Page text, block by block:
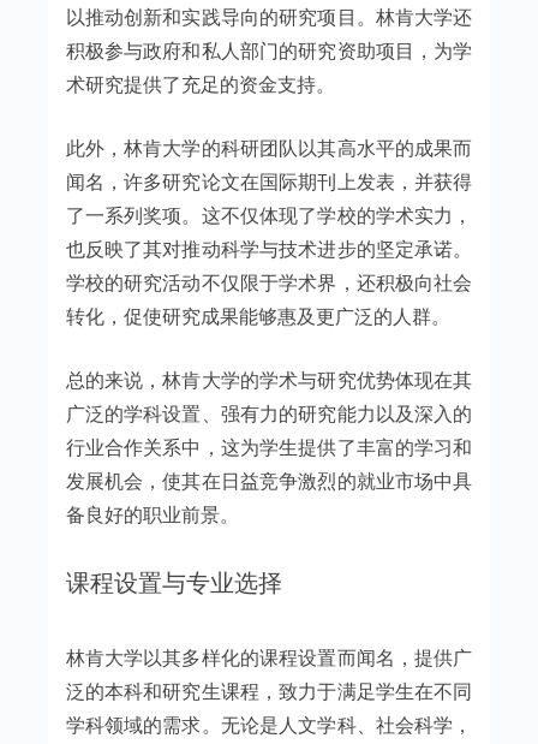
以推动创新和实践导向的研究项目。林肯大学还
积极参与政府和私人部门的研究资助项目，为学
术研究提供了充足的资金支持。
此外，林肯大学的科研团队以其高水平的成果而
闻名，许多研究论文在国际期刊上发表，并获得
了一系列奖项。这不仅体现了学校的学术实力，
也反映了其对推动科学与技术进步的坚定承诺。
学校的研究活动不仅限于学术界，还积极向社会
转化，促使研究成果能够惠及更广泛的人群。
总的来说，林肯大学的学术与研究优势体现在其
广泛的学科设置、强有力的研究能力以及深入的
行业合作关系中，这为学生提供了丰富的学习和
发展机会，使其在日益竞争激烈的就业市场中具
备良好的职业前景。
课程设置与专业选择
林肯大学以其多样化的课程设置而闻名，提供广
泛的本科和研究生课程，致力于满足学生在不同
学科领域的需求。无论是人文学科、社会科学，